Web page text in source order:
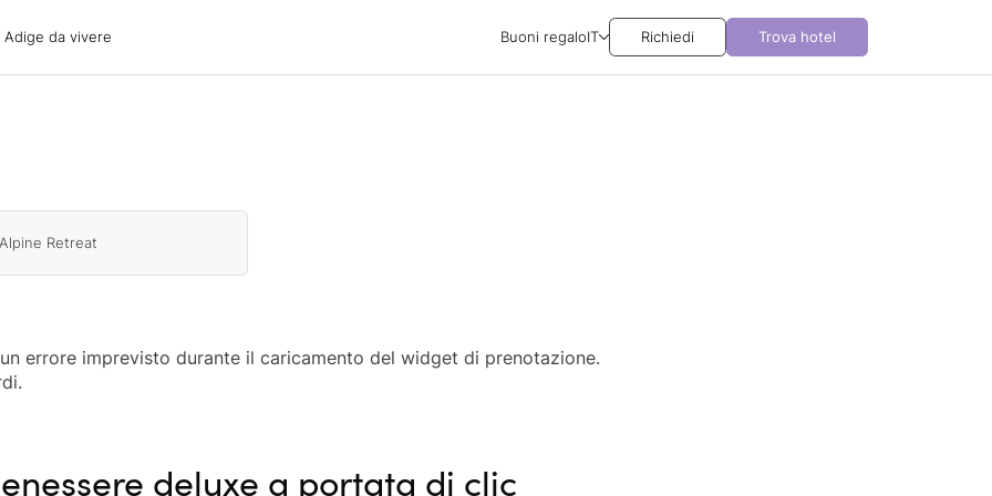
Adige da vivere Buoni regaloIT Richiedi Trova hotel
Retreat
errore imprevisto durante il caricamento del widget di prenotazione.
deluxe a portata di clic